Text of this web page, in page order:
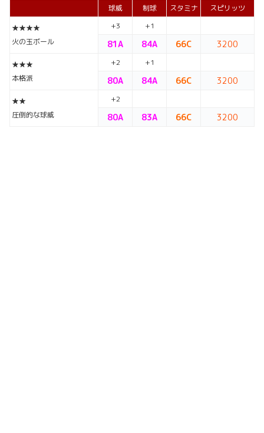
球威 制球 スタミナ
スピリッツ
★★★★
火の玉ボール
+3 +1
81A 84A 66C 3200
★★★
本格派
+2 +1
80A 84A 66C 3200
★★
圧倒的な球威
+2
80A 83A 66C 3200